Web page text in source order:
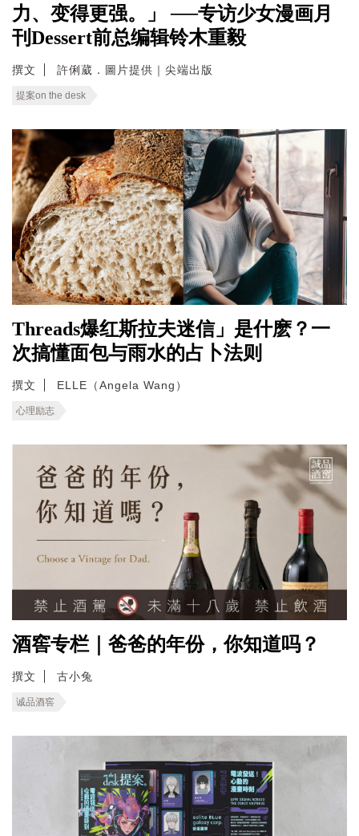
力、变得更强。」 ──专访少女漫画月
刊Dessert前总编辑铃木重毅
撰文 許俐葳．圖片提供｜尖端出版
提案on the desk
Threads爆红斯拉夫迷信」是什麽？一
次搞懂面包与雨水的占卜法则
撰文 ELLE（Angela Wang）
心理励志
酒窖专栏｜爸爸的年份，你知道吗？
撰文 古小兔
诚品酒窖